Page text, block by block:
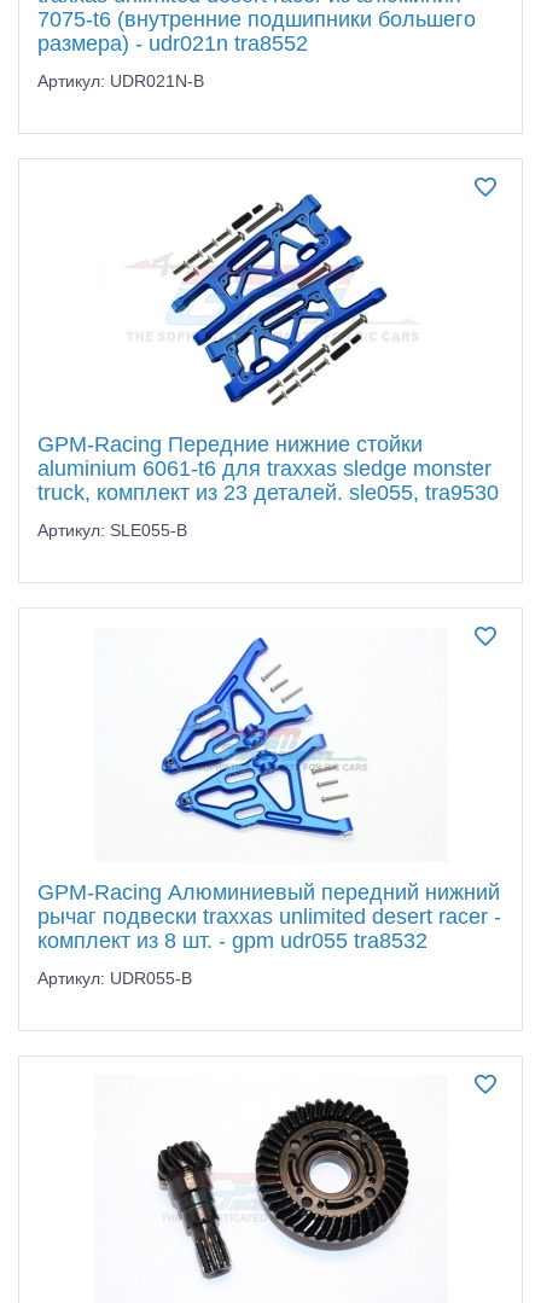
7075-t6 (внутренние подшипники большего
размера) - udr021n tra8552
Артикул: UDR021N-B
GPM-Racing Передние нижние стойки
aluminium 6061-t6 для traxxas sledge monster
truck, комплект из 23 деталей. sle055, tra9530
Артикул: SLE055-B
GPM-Racing Алюминиевый передний нижний
рычаг подвески traxxas unlimited desert racer -
комплект из 8 шт. - gpm udr055 tra8532
Артикул: UDR055-B